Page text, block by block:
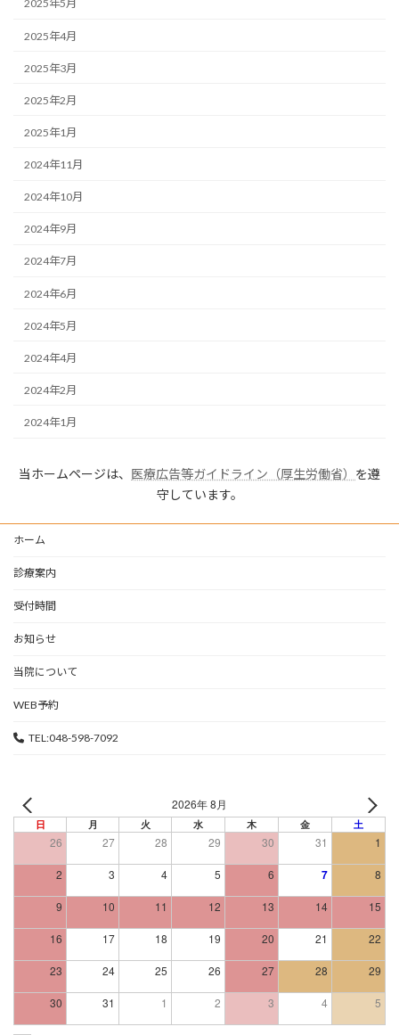
2025年5月
2025年4月
2025年3月
2025年2月
2025年1月
2024年11月
2024年10月
2024年9月
2024年7月
2024年6月
2024年5月
2024年4月
2024年2月
2024年1月
当ホームページは、 医療広告等ガイドライン（厚生労働省） を遵
守しています。
ホーム
診療案内
受付時間
お知らせ
当院について
WEB予約
TEL:048-598-7092
2026年 8月
日 月 火 水 木 金 土
26 27 28 29 30 31 1
2 3 4 5 6 7 8
9 10 11 12 13 14 15
16 17 18 19 20 21 22
23 24 25 26 27 28 29
30 31 1 2 3 4 5